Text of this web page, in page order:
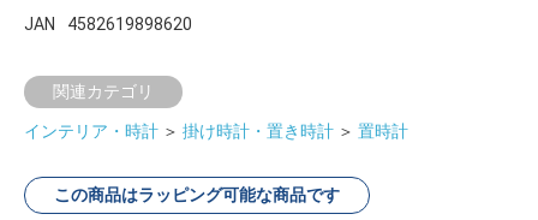
JAN 4582619898620
関連カテゴリ
インテリア・時計 ＞ 掛け時計・置き時計 ＞ 置時計
この商品はラッピング可能な商品です